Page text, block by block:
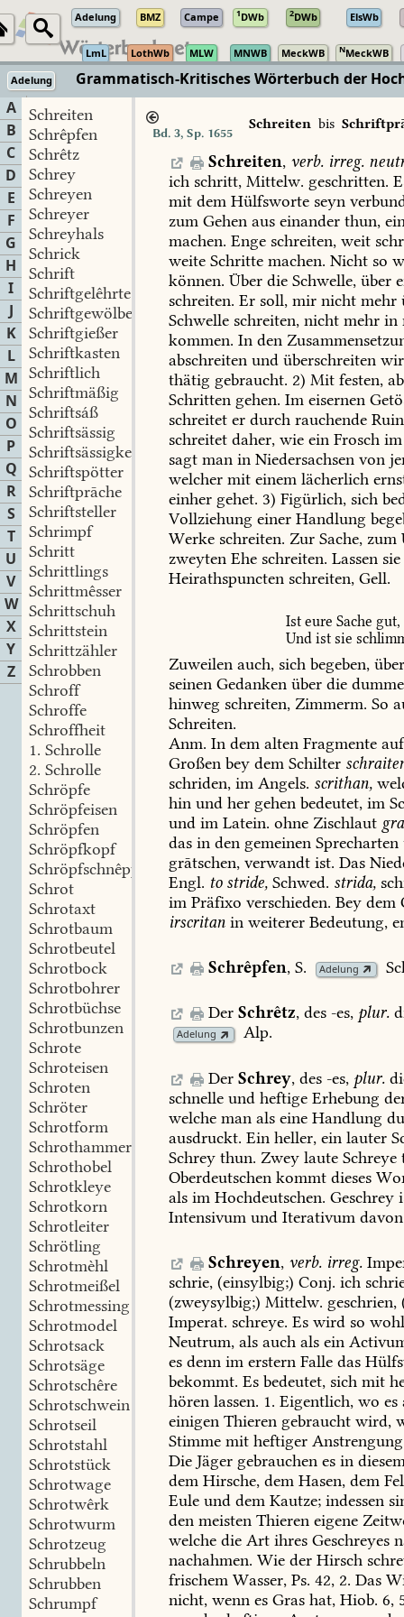
Adelung BMZ Campe 1DWb 2DWb ElsWb
LmL LothWb MLW MNWB MeckWB NMeckWB
Adelung
Grammatisch-Kritisches Wörterbuch der
A
B
C
D
E
F
G
H
I
J
K
L
M
N
O
P
Q
R
S
T
U
V
W
X
Y
Z
Schreiten
Schrêpfen
Schrêtz
Schrey
Schreyen
Schreyer
Schreyhals
Schrick
Schrift
Schriftgelêhrte
Schriftgewölbe
Schriftgießer
Schriftkasten
Schriftlich
Schriftmäßig
Schriftsáß
Schriftsässig
Schriftsässigkeit
Schriftspötter
Schriftprāche
Schriftsteller
Schrimpf
Schritt
Schrittlings
Schrittmêsser
Schrittschuh
Schrittstein
Schrittzähler
Schrobben
Schroff
Schroffe
Schroffheit
1. Schrolle
2. Schrolle
Schröpfe
Schröpfeisen
Schröpfen
Schröpfkopf
Schröpfschnêpper
Schrot
Schrotaxt
Schrotbaum
Schrotbeutel
Schrotbock
Schrotbohrer
Schrotbüchse
Schrotbunzen
Schrote
Schroteisen
Schroten
Schröter
Schrotform
Schrothammer
Schrothobel
Schrotkleye
Schrotkorn
Schrotleiter
Schrötling
Schrotmèhl
Schrotmeißel
Schrotmessing
Schrotmodel
Schrotsack
Schrotsäge
Schrotschêre
Schrotschwein
Schrotseil
Schrotstahl
Schrotstück
Schrotwage
Schrotwêrk
Schrotwurm
Schrotzeug
Schrubbeln
Schrubben
Schrumpf
Bd. 3, Sp. 1655
Schreiten bis
Schreiten, verb.irreg.
ich schritt, Mittelw. geschritten.
mit dem Hülfsworte seyn
zum Gehen aus einander thun,
machen. Enge schreiten, weit
weite Schritte machen. Nicht so
können. Über die Schwelle, über
schreiten. Er soll, mir nicht mehr
Schwelle schreiten, nicht mehr in
kommen. In den
abschreiten und überschreiten
thätig gebraucht. 2) Mit festen,
Schritten gehen. Im eisernen
schreitet er durch rauchende
schreitet daher, wie ein Frosch im
sagt man in Niedersachsen von
welcher mit einem lächerlich
einher gehet. 3) Figürlich, sich
Vollziehung einer Handlung
Werke schreiten. Zur Sache, zum
zweyten Ehe schreiten. Lassen sie
Heirathspuncten schreiten, Gell.
Ist eure Sache gut,
Und ist sie
Zuweilen auch, sich begeben,
seinen Gedanken über die dumme
hinweg schreiten, Zimmerm. So
Schreiten.
Anm. In dem alten Fragmente auf
Großen bey dem Schilter
schriden, im Angels. scrithan,
hin und her gehen bedeutet, im
und im Latein. ohne Zischlaut
das in den gemeinen Sprecharten
grātschen, verwandt ist. Das
Engl. tostride, Schwed. strida,
im Präfixo verschieden. Bey dem
irscritan in weiterer Bedeutung,
Schrêpfen,S. Adelung
Der Schrêtz,des-es, plur.
Adelung Alp.
Der Schrey,des-es, plur.
schnelle und heftige Erhebung
welche man als eine Handlung
ausdruckt. Ein heller, ein lauter
Schrey thun. Zwey laute Schreye
Oberdeutschen kommt dieses
als im Hochdeutschen. Geschrey
Intensivum und Iterativum
Schreyen, verb.irreg.
schrie, (einsylbig;) Conj. ich
(zweysylbig;) Mittelw. geschrien,
Imperat. schreye. Es wird so
Neutrum, als auch als ein
es denn im erstern Falle das
bekommt. Es bedeutet, sich mit
hören lassen. 1. Eigentlich, wo es
einigen Thieren gebraucht wird,
Stimme mit heftiger Anstrengung
Die Jäger gebrauchen es in
dem Hirsche, dem Hasen, dem
Eule und dem Kautze; indessen
den meisten Thieren eigene
welche die Art ihres Geschreyes
nachahmen. Wie der Hirsch
frischem Wasser, Ps. 42, 2. Das
nicht, wenn es Gras hat, Hiob. 6,